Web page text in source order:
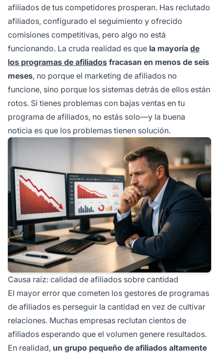
afiliados de tus competidores prosperan. Has reclutado
afiliados, configurado el seguimiento y ofrecido
comisiones competitivas, pero algo no está
funcionando. La cruda realidad es que la mayoría de
los programas de afiliados fracasan en menos de seis
meses, no porque el marketing de afiliados no
funcione, sino porque los sistemas detrás de ellos están
rotos. Si tienes problemas con bajas ventas en tu
programa de afiliados, no estás solo—y la buena
noticia es que los problemas tienen solución.
Causa raíz: calidad de afiliados sobre cantidad
El mayor error que cometen los gestores de programas
de afiliados es perseguir la cantidad en vez de cultivar
relaciones. Muchas empresas reclutan cientos de
afiliados esperando que el volumen genere resultados.
En realidad, un grupo pequeño de afiliados altamente